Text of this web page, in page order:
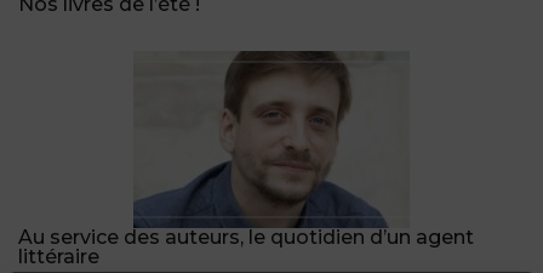
Au service des auteurs, le quotidien d’un agent
littéraire